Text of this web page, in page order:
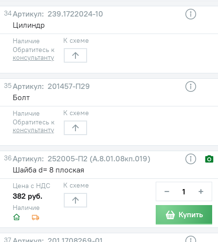
34
239.1722024-10
Цилиндр
Наличие
Обратитесь к
консультанту
К схеме
35
201457-П29
Болт
Наличие
Обратитесь к
консультанту
К схеме
36
252005-П2 (А.8.01.08кп.019)
Шайба d= 8 плоская
Наличие
Цена с НДС
382 руб.
К схеме − +
Купить
37